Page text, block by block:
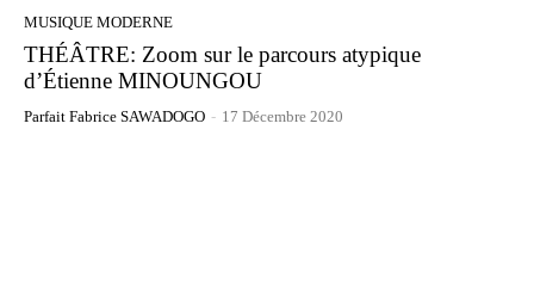
MUSIQUE MODERNE
THÉÂTRE: Zoom sur le parcours atypique
d’Étienne MINOUNGOU
Parfait Fabrice SAWADOGO - 17 Décembre 2020